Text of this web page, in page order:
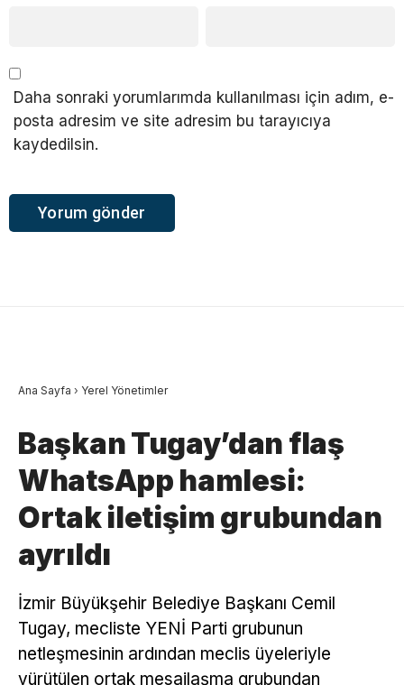
Daha sonraki yorumlarımda kullanılması için adım, e-
posta adresim ve site adresim bu tarayıcıya
kaydedilsin.
Ana Sayfa › Yerel Yönetimler
Başkan Tugay’dan flaş
WhatsApp hamlesi:
Ortak iletişim grubundan
ayrıldı
İzmir Büyükşehir Belediye Başkanı Cemil
Tugay, mecliste YENİ Parti grubunun
netleşmesinin ardından meclis üyeleriyle
yürütülen ortak mesajlaşma grubundan